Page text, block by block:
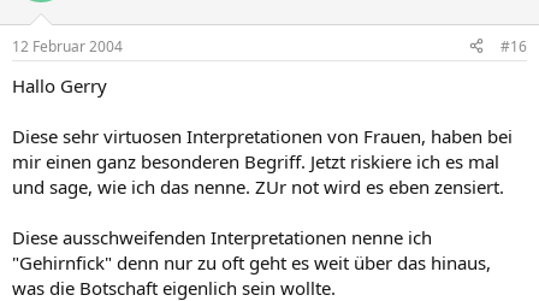
12 Februar 2004 #16
Hallo Gerry
Diese sehr virtuosen Interpretationen von Frauen, haben bei
mir einen ganz besonderen Begriff. Jetzt riskiere ich es mal
und sage, wie ich das nenne. ZUr not wird es eben zensiert.
Diese ausschweifenden Interpretationen nenne ich
"Gehirnfick" denn nur zu oft geht es weit über das hinaus,
was die Botschaft eigenlich sein wollte.